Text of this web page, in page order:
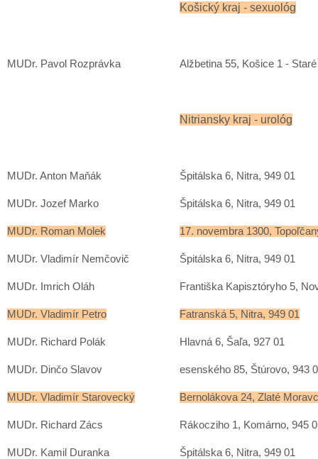
Košický kraj - sexuológ
MUDr. Pavol Rozprávka Alžbetina 55, Košice 1 -
Nitriansky kraj - urológ
MUDr. Anton Maňák Špitálska 6, Nitra, 949 01
MUDr. Jozef Marko Špitálska 6, Nitra, 949 01
MUDr. Roman Molek 17. novembra 1300,
MUDr. Vladimír Nemčovič Špitálska 6, Nitra, 949 01
MUDr. Imrich Oláh Františka Kapisztóryho 5,
MUDr. Vladimír Petro Fatranská 5, Nitra, 949 01
MUDr. Richard Polák Hlavná 6, Šaľa, 927 01
MUDr. Dinčo Slavov esenského 85, Štúrovo, 943
MUDr. Vladimír Starovecký Bernolákova 24, Zlaté
MUDr. Richard Zács Rákocziho 1, Komárno, 945
MUDr. Kamil Duranka Špitálska 6, Nitra, 949 01